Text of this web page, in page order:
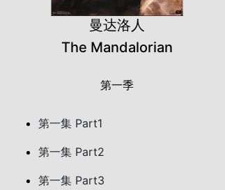
曼达洛人
The Mandalorian
第一季
第一集 Part1
第一集 Part2
第一集 Part3